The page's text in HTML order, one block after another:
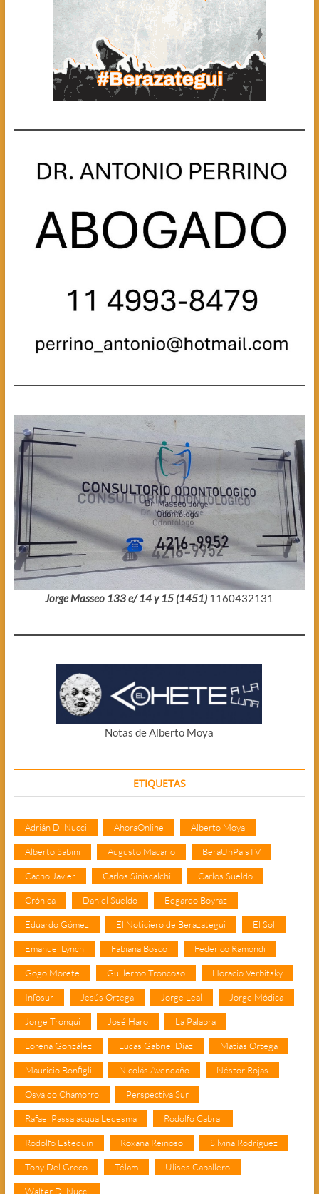
Jorge Masseo 133 e/ 14 y 15 (1451) 1160432131
Notas de Alberto Moya
ETIQUETAS
Adrián Di Nucci AhoraOnline Alberto Moya
Alberto Sabini Augusto Macario BeraUnPaisTV
Cacho Javier Carlos Siniscalchi Carlos Sueldo
Crónica Daniel Sueldo Edgardo Boyraz
Eduardo Gómez El Noticiero de Berazategui El Sol
Emanuel Lynch Fabiana Bosco Federico Ramondi
Gogo Morete Guillermo Troncoso Horacio Verbitsky
Infosur Jesús Ortega Jorge Leal Jorge Módica
Jorge Tronqui José Haro La Palabra
Lorena González Lucas Gabriel Díaz Matías Ortega
Mauricio Bonfigli Nicolás Avendaño Néstor Rojas
Osvaldo Chamorro Perspectiva Sur
Rafael Passalacqua Ledesma Rodolfo Cabral
Rodolfo Estequin Roxana Reinoso Silvina Rodríguez
Tony Del Greco Télam Ulises Caballero
Walter Di Nucci